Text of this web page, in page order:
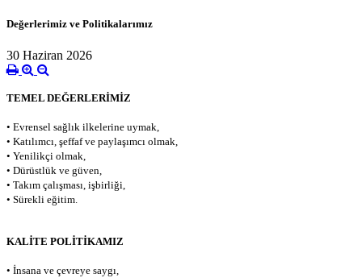
Değerlerimiz ve Politikalarımız
30 Haziran 2026
TEMEL DEĞERLERİMİZ
• Evrensel sağlık ilkelerine uymak,
• Katılımcı, şeffaf ve paylaşımcı olmak,
• Yenilikçi olmak,
• Dürüstlük ve güven,
• Takım çalışması, işbirliği,
• Sürekli eğitim.
KALİTE POLİTİKAMIZ
• İnsana ve çevreye saygı,